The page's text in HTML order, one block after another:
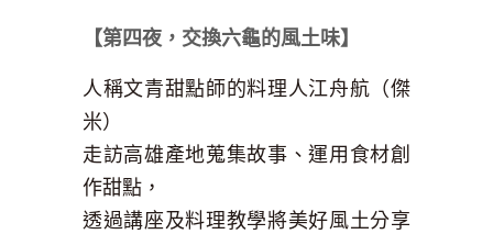
【第四夜，交換六龜的風土味】
人稱文青甜點師的料理人江舟航（傑
米）
走訪高雄產地蒐集故事、運用食材創
作甜點，
透過講座及料理教學將美好風土分享